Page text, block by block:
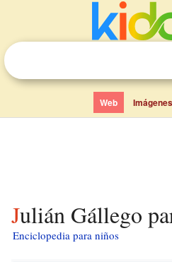
Web Imágenes
Julián Gállego
Enciclopedia para niños